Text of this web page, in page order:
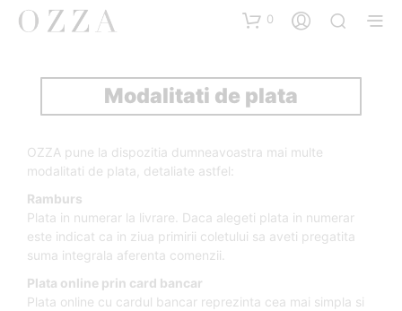
0
Modalitati de plata
OZZA pune la dispozitia dumneavoastra mai multe
modalitati de plata, detaliate astfel:
Ramburs
Plata in numerar la livrare. Daca alegeti plata in numerar
este indicat ca in ziua primirii coletului sa aveti pregatita
suma integrala aferenta comenzii.
Plata online prin card bancar
Plata online cu cardul bancar reprezinta cea mai simpla si